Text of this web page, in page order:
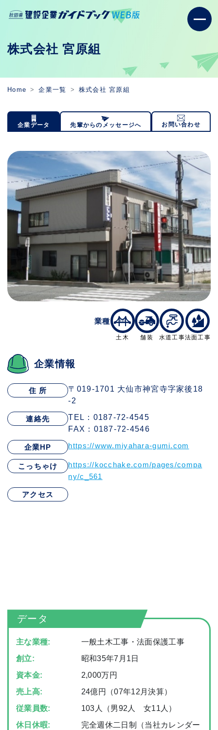
株式会社 宮原組
Home 企業一覧 株式会社 宮原組
企業データ 先輩からのメッセージへ お問い合わせ
企業情報
住 所
〒019-1701 大仙市神宮寺字家後18
-2
連絡先
TEL：0187-72-4545
FAX：0187-72-4546
企業HP https://www.miyahara-gumi.com
こっちゃけ
https://kocchake.com/pages/compa
ny/c_561
アクセス
業種
土木 舗装 水道工事法面工事
データ
主な業種:
一般土木工事・法面保護工事
創立:
昭和35年7月1日
資本金:
2,000万円
売上高:
24億円（07年12月決算）
従業員数:
103人（男92人 女11人）
休日休暇:
完全週休二日制（当社カレンダー